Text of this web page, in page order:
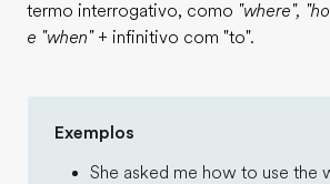
termo interrogativo, como "where",
e "when"+ infinitivo com "to".
Exemplos
She asked me how to use the